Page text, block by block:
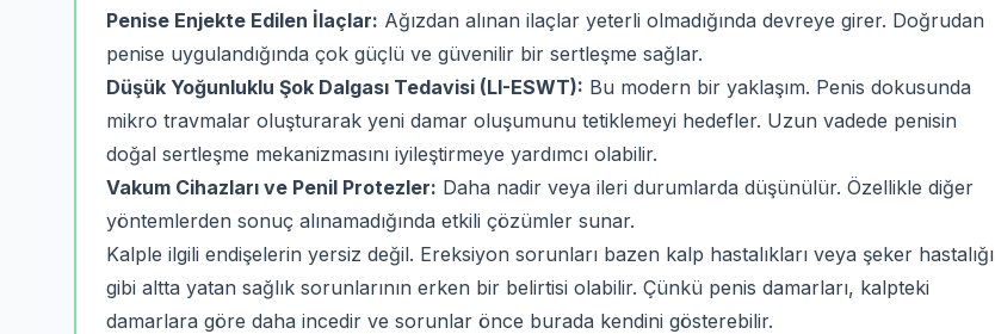
Penise Enjekte Edilen İlaçlar: Ağızdan alınan ilaçlar yeterli olmadığında devreye girer. Doğrudan
penise uygulandığında çok güçlü ve güvenilir bir sertleşme sağlar.
Düşük Yoğunluklu Şok Dalgası Tedavisi (LI-ESWT): Bu modern bir yaklaşım. Penis dokusunda
mikro travmalar oluşturarak yeni damar oluşumunu tetiklemeyi hedefler. Uzun vadede penisin
doğal sertleşme mekanizmasını iyileştirmeye yardımcı olabilir.
Vakum Cihazları ve Penil Protezler: Daha nadir veya ileri durumlarda düşünülür. Özellikle diğer
yöntemlerden sonuç alınamadığında etkili çözümler sunar.
Kalple ilgili endişelerin yersiz değil. Ereksiyon sorunları bazen kalp hastalıkları veya şeker hastalığı
gibi altta yatan sağlık sorunlarının erken bir belirtisi olabilir. Çünkü penis damarları, kalpteki
damarlara göre daha incedir ve sorunlar önce burada kendini gösterebilir.